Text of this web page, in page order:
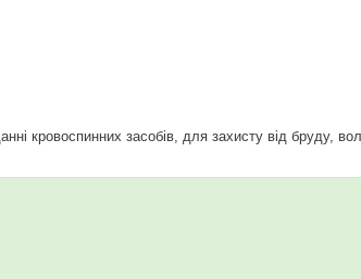
кровоспинних засобів, для захисту від бруду,